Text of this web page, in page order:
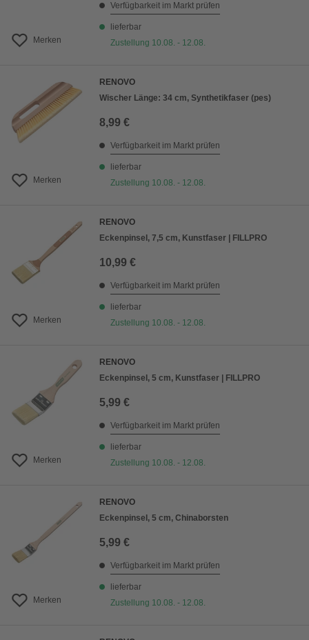
Merken
Verfügbarkeit im Markt prüfen
lieferbar
Zustellung 10.08. - 12.08.
Merken
RENOVO
Wischer Länge: 34 cm, Synthetikfaser (pes)
8,99 €
Verfügbarkeit im Markt prüfen
lieferbar
Zustellung 10.08. - 12.08.
Merken
RENOVO
Eckenpinsel, 7,5 cm, Kunstfaser | FILLPRO
10,99 €
Verfügbarkeit im Markt prüfen
lieferbar
Zustellung 10.08. - 12.08.
Merken
RENOVO
Eckenpinsel, 5 cm, Kunstfaser | FILLPRO
5,99 €
Verfügbarkeit im Markt prüfen
lieferbar
Zustellung 10.08. - 12.08.
Merken
RENOVO
Eckenpinsel, 5 cm, Chinaborsten
5,99 €
Verfügbarkeit im Markt prüfen
lieferbar
Zustellung 10.08. - 12.08.